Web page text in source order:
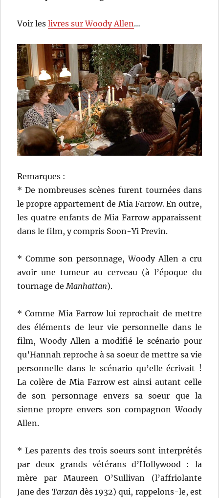
Voir leslivres sur Woody Allen…
Remarques :
* De nombreuses scènes furent tournées dans
le propre appartement de Mia Farrow. En outre,
les quatre enfants de Mia Farrow apparaissent
dans le film, y compris Soon-Yi Previn.
* Comme son personnage, Woody Allen a cru
avoir une tumeur au cerveau (à l’époque du
tournage de Manhattan).
* Comme Mia Farrow lui reprochait de mettre
des éléments de leur vie personnelle dans le
film, Woody Allen a modifié le scénario pour
qu’Hannah reproche à sa soeur de mettre sa vie
personnelle dans le scénario qu’elle écrivait !
La colère de Mia Farrow est ainsi autant celle
de son personnage envers sa soeur que la
sienne propre envers son compagnon Woody
Allen.
* Les parents des trois soeurs sont interprétés
par deux grands vétérans d’Hollywood : la
mère par Maureen O’Sullivan (l’affriolante
Jane des Tarzan dès 1932) qui, rappelons-le, est